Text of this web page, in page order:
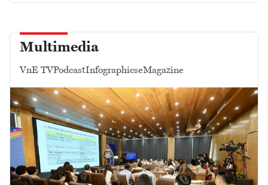
Multimedia
VnE TVPodcastInfographicseMagazine